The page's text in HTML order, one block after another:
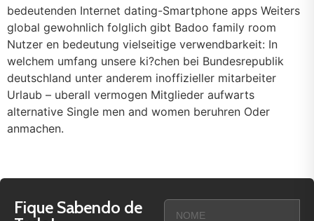
bedeutenden Internet dating-Smartphone apps Weiters
global gewohnlich folglich gibt Badoo family room
Nutzer en bedeutung vielseitige verwendbarkeit: In
welchem umfang unsere ki?chen bei Bundesrepublik
deutschland unter anderem inoffizieller mitarbeiter
Urlaub – uberall vermogen Mitglieder aufwarts
alternative Single men and women beruhren Oder
anmachen.
Fique Sabendo de